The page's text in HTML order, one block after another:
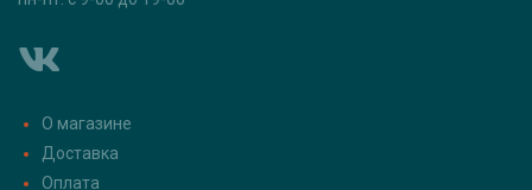
О магазине
Доставка
Оплата